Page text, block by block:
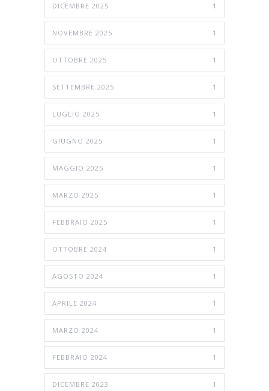
DICEMBRE 2025 1
NOVEMBRE 2025 1
OTTOBRE 2025 1
SETTEMBRE 2025 1
LUGLIO 2025 1
GIUGNO 2025 1
MAGGIO 2025 1
MARZO 2025 1
FEBBRAIO 2025 1
OTTOBRE 2024 1
AGOSTO 2024 1
APRILE 2024 1
MARZO 2024 1
FEBBRAIO 2024 1
DICEMBRE 2023 1